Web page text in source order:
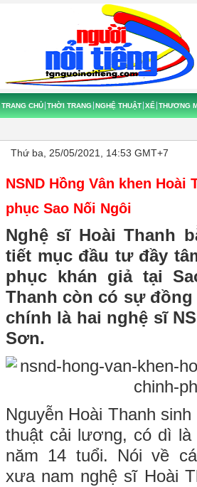
TRANG CHỦ THỜI TRANG NGHỆ THUẬT XẾ THƯƠNG
Thứ ba, 25/05/2021, 14:53 GMT+7
NSND Hồng Vân khen
phục Sao Nối Ngôi
Nghệ sĩ Hoài Thanh
tiết mục đầu tư đầy
phục khán giả tại
Thanh còn có sự
chính là hai nghệ sĩ
Sơn.
Nguyễn Hoài Thanh
thuật cải lương, có dì là
năm 14 tuổi. Nói về
xưa nam nghệ sĩ Hoài